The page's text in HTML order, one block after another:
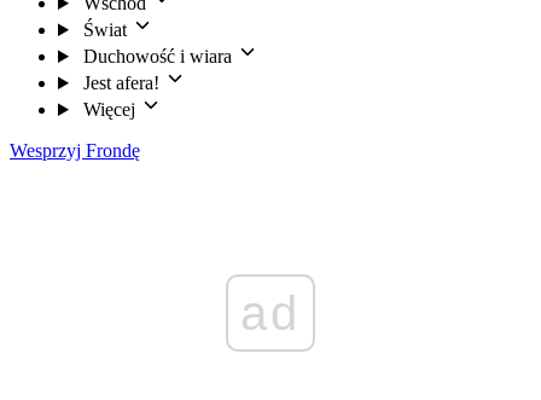
Świat
Duchowość i wiara
Jest afera!
Więcej
Wesprzyj Frondę
ad